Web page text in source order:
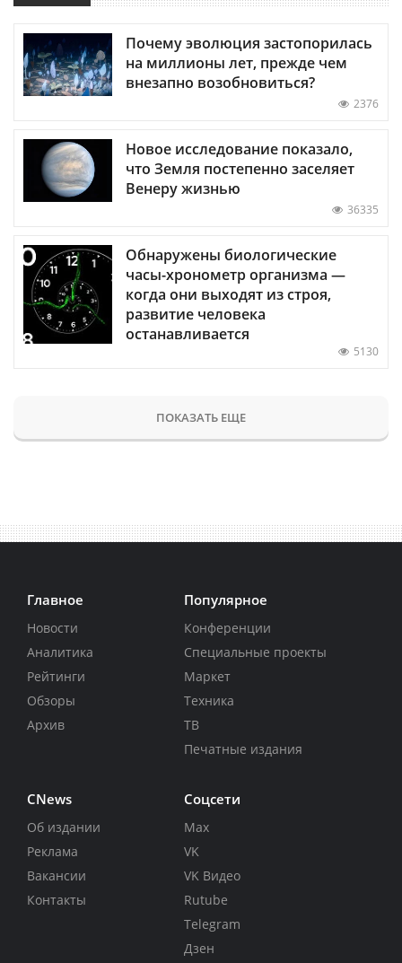
Почему эволюция застопорилась
на миллионы лет, прежде чем
внезапно возобновиться?
2376
Новое исследование показало,
что Земля постепенно заселяет
Венеру жизнью
36335
Обнаружены биологические
часы-хронометр организма —
когда они выходят из строя,
развитие человека
останавливается
5130
ПОКАЗАТЬ ЕЩЕ
Главное
Новости
Аналитика
Рейтинги
Обзоры
Архив
Популярное
Конференции
Специальные проекты
Маркет
Техника
ТВ
Печатные издания
CNews
Об издании
Реклама
Вакансии
Контакты
Соцсети
Max
VK
VK Видео
Rutube
Telegram
Дзен